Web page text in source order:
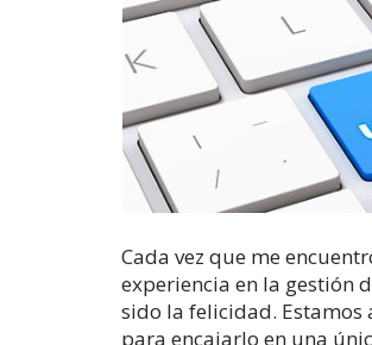
Cada vez que me
experiencia en la gestión
sido la felicidad. Estamos
para encajarlo en una